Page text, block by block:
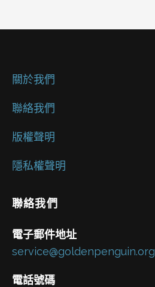
關於我們
聯絡我們
版權聲明
隱私權聲明
聯絡我們
電子郵件地址
service@goldenpenguin.org
電話號碼